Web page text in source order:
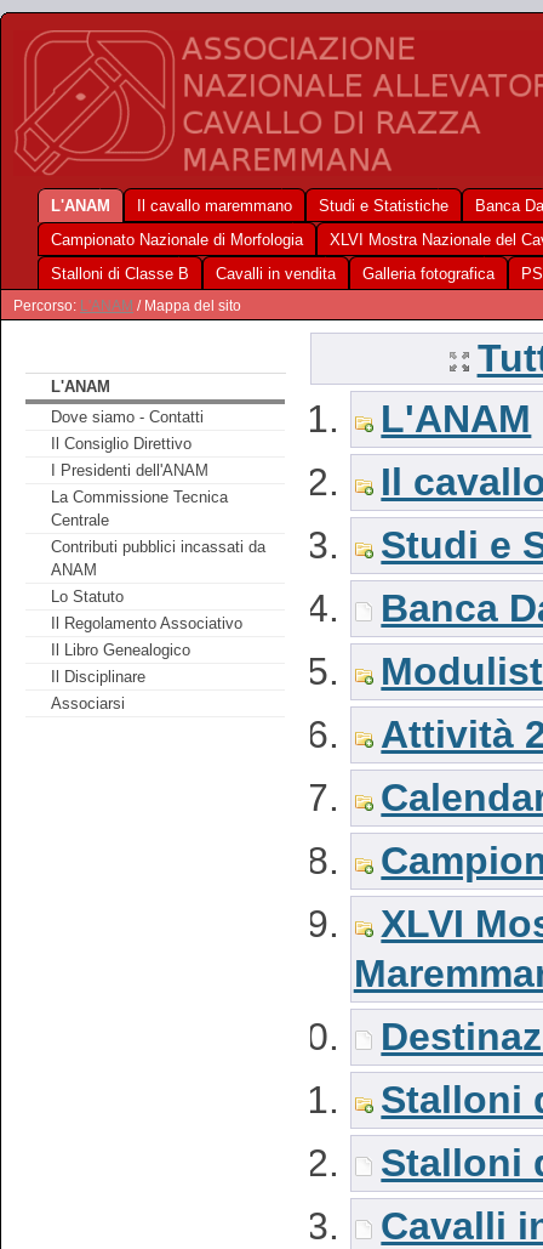
L'ANAM Il cavallo maremmano Studi e Statistiche
Banca
Campionato Nazionale di Morfologia
XLVI Mostra Nazionale del
Stalloni di Classe B
Cavalli in vendita Galleria fotografica
Percorso: L'ANAM / Mappa del sito
L'ANAM
Dove siamo - Contatti
Il Consiglio Direttivo
I Presidenti dell'ANAM
La Commissione Tecnica
Centrale
Contributi pubblici incassati da
ANAM
Lo Statuto
Il Regolamento Associativo
Il Libro Genealogico
Il Disciplinare
Associarsi
L'ANAM
Il
Studi e
Banca
Attività
XLVI
Stalloni
Stalloni
Cavalli